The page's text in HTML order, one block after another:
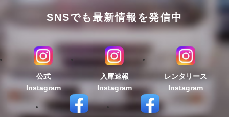
SNSでも最新情報を発信中
公式
Instagram
入庫速報
Instagram
レンタリース
Instagram